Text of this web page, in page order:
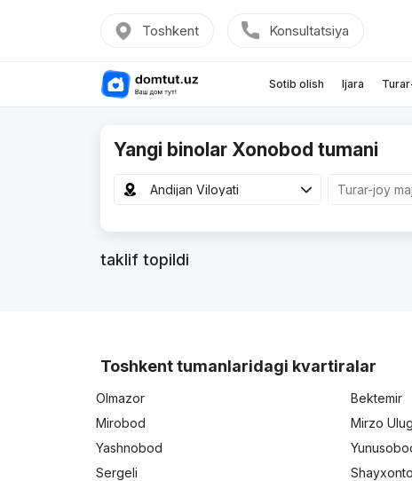
Toshkent Konsultatsiya
Sotib olish Ijara
Yangi binolar Xonobod tumani
Andijan Viloyati
taklif topildi
Toshkent tumanlaridagi kvartiralar
Olmazor Bektemir
Mirobod
Mirzo
Yashnobod
Sergeli